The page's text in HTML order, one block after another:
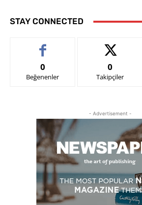
STAY CONNECTED
0
Beğenenler
0
Takipçiler
- Advertisement -